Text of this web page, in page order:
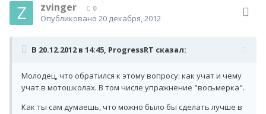
zvinger 0
Опубликовано 20 декабря, 2012
В 20.12.2012 в 14:45, ProgressRT сказал:
Молодец, что обратился к этому вопросу: как учат и чему
учат в мотошколах. В том числе упражнение "восьмерка".
Как ты сам думаешь, что можно было бы сделать лучше в